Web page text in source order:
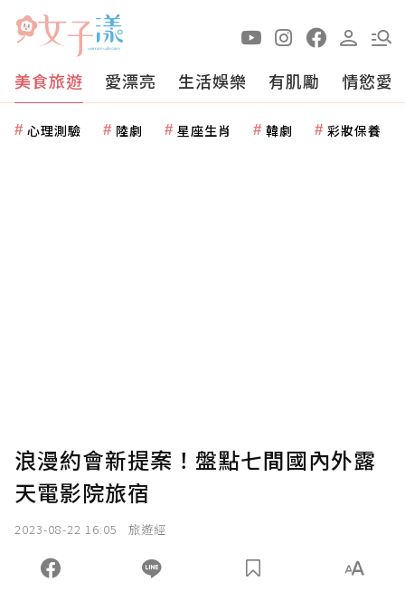
美食旅遊 愛漂亮 生活娛樂 有肌勵 情慾愛
心理測驗 陸劇 星座生肖 韓劇 彩妝保養
浪漫約會新提案！盤點七間國內外露
天電影院旅宿
2023-08-22 16:05 旅遊經